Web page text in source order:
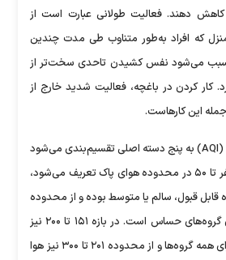
دهند. فعالیت طولانی عبارت است از
که افراد به‌طور متناوب طی مدت چندین
می‌شود نفس کشیدن تاحدی سخت‌تر از
کار کردن در باغچه، فعالیت شدید خارج از
این کارهاست.
گفتنی است که کیفیت هوا (AQI) به پنج دسته اصلی تقسیم‌بندی می‌شود
که بر اساس آن از عدد صفر تا ۵۰ در محدوده هوای پاک تعریف می‌شود،
محدوده قابل قبول، سالم یا متوسط بوده و از محدوده
۱۰۱ تا ۱۵۰ هوا ناسالم برای گروه‌های حساس است. در بازه ۱۵۱ تا ۲۰۰ نیز
هوا در محدوده ناسالم برای همه گروه‌ها و از محدوده ۲۰۱ تا ۳۰۰ نیز هوا